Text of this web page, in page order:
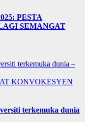
PESTA
SEMANGAT
KONVOKESYEN
terkemuka dunia